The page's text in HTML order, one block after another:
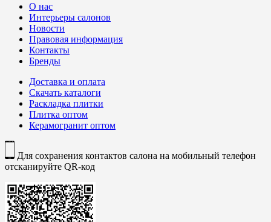
О нас
Интерьеры салонов
Новости
Правовая информация
Контакты
Бренды
Доставка и оплата
Скачать каталоги
Раскладка плитки
Плитка оптом
Керамогранит оптом
Для сохранения контактов салона на мобильный телефон
отсканируйте QR-код